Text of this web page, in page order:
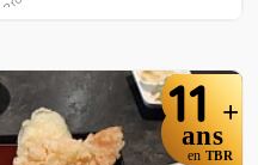
11 +
ans
en TBR